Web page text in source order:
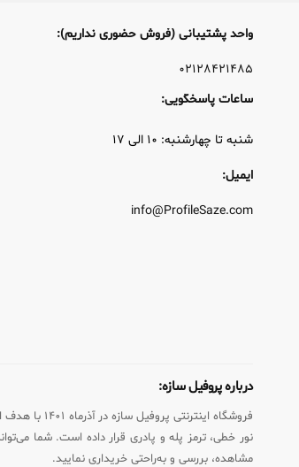
واحد پشتیبانی (فروش حضوری نداریم):
۰۲۱۲۸۴۲۱۴۸۵
ساعات پاسخگویی:
شنبه تا چهارشنبه: ۱۰ الی ۱۷
ایمیل:
info@ProfileSaze.com
درباره پروفیل سازه:
فروشگاه
نور خطی، ترمز پله و پادری قرار داده است. شما
مشاهده، بررسی و به‌راحتی خریداری نمایید.